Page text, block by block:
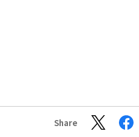
Share